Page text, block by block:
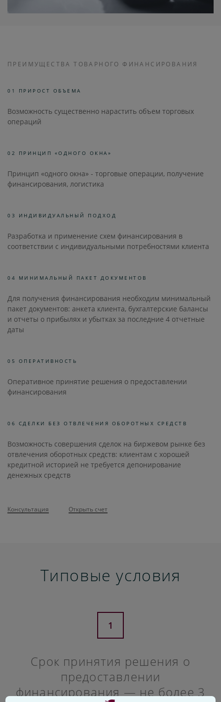
ПРЕИМУЩЕСТВА ТОВАРНОГО ФИНАНСИРОВАНИЯ
01 ПРИРОСТ ОБЪЕМА
Возможность существенно нарастить объем торговых
операций
02 ПРИНЦИП «ОДНОГО ОКНА»
Принцип «одного окна» - торговые операции, получение
финансирования, логистика
03 ИНДИВИДУАЛЬНЫЙ ПОДХОД
Разработка и применение схем финансирования в
соответствии с индивидуальными потребностями клиента
04 МИНИМАЛЬНЫЙ ПАКЕТ ДОКУМЕНТОВ
Для получения финансирования необходим минимальный
пакет документов: анкета клиента, бухгалтерские балансы
и отчеты о прибылях и убытках за последние 4 отчетные
даты
05 ОПЕРАТИВНОСТЬ
Оперативное принятие решения о предоставлении
финансирования
06 СДЕЛКИ БЕЗ ОТВЛЕЧЕНИЯ ОБОРОТНЫХ СРЕДСТВ
Возможность совершения сделок на биржевом рынке без
отвлечения оборотных средств: клиентам с хорошей
кредитной историей не требуется депонирование
денежных средств
Консультация Открыть счет
Типовые условия
1
Срок принятия решения о
предоставлении
финансирования — не более 3